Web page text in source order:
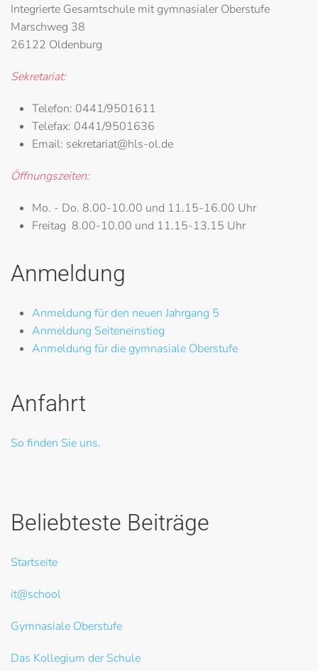
Integrierte Gesamtschule mit gymnasialer Oberstufe
Marschweg 38
26122 Oldenburg
Sekretariat:
Telefon: 0441/9501611
Telefax: 0441/9501636
Email: sekretariat@hls-ol.de
Öffnungszeiten:
Mo. - Do. 8.00-10.00 und 11.15-16.00 Uhr
Freitag 8.00-10.00 und 11.15-13.15 Uhr
Anmeldung
Anmeldung für den neuen Jahrgang 5
Anmeldung Seiteneinstieg
Anmeldung für die gymnasiale Oberstufe
Anfahrt
So finden Sie uns.
Beliebteste Beiträge
Startseite
it@school
Gymnasiale Oberstufe
Das Kollegium der Schule